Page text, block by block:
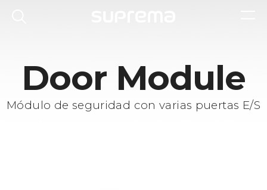
Door Module
Módulo de seguridad con varias puertas E/S